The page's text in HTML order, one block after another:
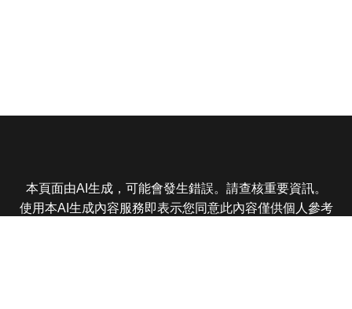
本頁面由AI生成，可能會發生錯誤。請查核重要資訊。
使用本AI生成內容服務即表示您同意此內容僅供個人參考